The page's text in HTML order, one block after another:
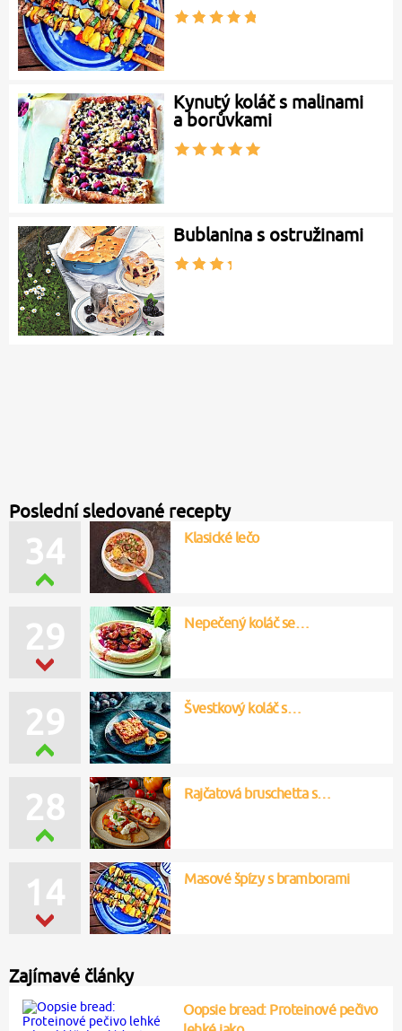
Kynutý koláč s malinami
a borůvkami
Bublanina s ostružinami
Poslední sledované recepty
34 Klasické lečo
29 Nepečený koláč se…
29 Švestkový koláč s…
28 Rajčatová bruschetta s…
14 Masové špízy s bramborami
Zajímavé články
Oopsie bread: Proteinové pečivo